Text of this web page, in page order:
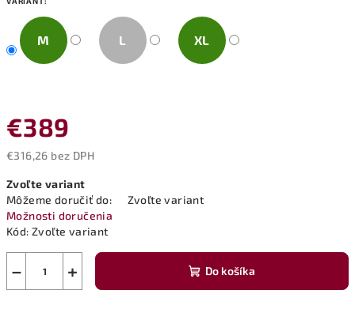
M L XL
€389
€316,26 bez DPH
cena:
Zvoľte variant
Môžeme doručiť do:
Zvoľte variant
Možnosti doručenia
Kód: Zvoľte variant
+
− Do košíka